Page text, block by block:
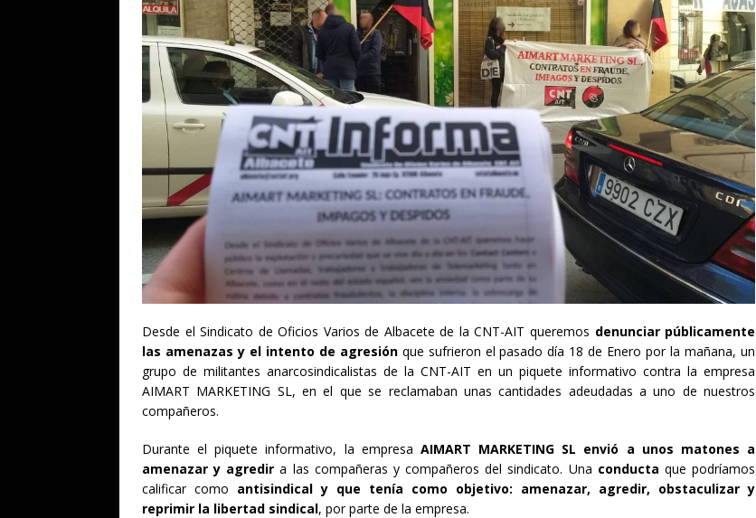
Desde el Sindicato de Oficios Varios de Albacete de la CNT-AIT queremos denunciar públicamente
las amenazas y el intento de agresiónque sufrieron el pasado día 18 de Enero por la mañana, un
grupo de militantes anarcosindicalistas de la CNT-AIT en un piquete informativo contra la empresa
AIMART MARKETING SL, en el que se reclamaban unas cantidades adeudadas a uno de nuestros
compañeros.
Durante el piquete informativo, la empresa AIMART MARKETING SL envió a unos matones a
amenazar y agredir a las compañeras y compañeros del sindicato. Una conducta que podríamos
calificar como antisindical y que tenía como objetivo: amenazar, agredir, obstaculizar y
reprimir la libertad sindical, por parte de la empresa.